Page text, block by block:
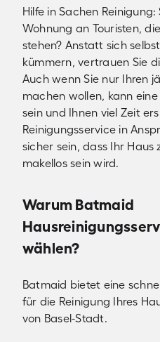
Hilfe in Sachen
Wohnung an Touristen,
stehen? Anstatt sich
kümmern, vertrauen Sie
Auch wenn Sie nur Ihren
machen wollen, kann
sein und Ihnen viel Zeit
Reinigungsservice in
sicher sein, dass Ihr
makellos sein wird.
Warum Batmaid
wählen?
Batmaid bietet eine
für die Reinigung Ihres
von Basel-Stadt.